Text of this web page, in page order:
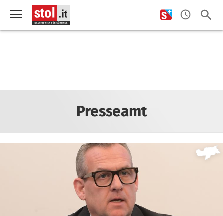
Presseamt